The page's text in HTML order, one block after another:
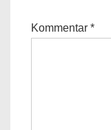
Kommentar *